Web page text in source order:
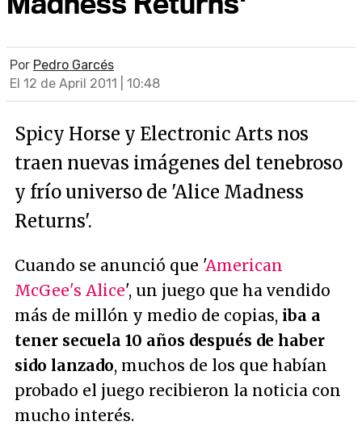
Por Pedro Garcés
El 12 de April 2011 | 10:48
Spicy Horse y Electronic Arts nos
traen nuevas imágenes del tenebroso
y frío universo de 'Alice Madness
Returns'.
Cuando se anunció que 'American
McGee's Alice', un juego que ha vendido
más de millón y medio de copias, iba a
tener secuela 10 años después de haber
sido lanzado, muchos de los que habían
probado el juego recibieron la noticia con
mucho interés.